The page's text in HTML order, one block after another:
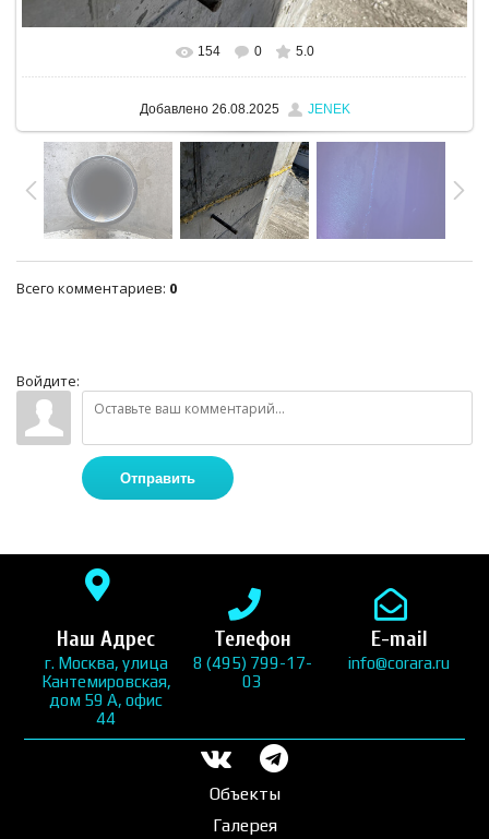
В реальном размере 1280x960
154 0 5.0
Добавлено26.08.2025 JENEK
Всего комментариев: 0
Войдите:
Отправить
Наш Адрес
г. Москва, улица
Кантемировская,
дом 59 А, офис
44
Телефон
8 (495) 799-17-
03
E-mail
info@corara.ru
Объекты
Галерея